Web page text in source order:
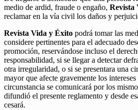
medio de ardid, fraude o engaño, Revista
reclamar en la vía civil los daños y
Revista Vida y Éxito podrá tomar las
considere pertinentes para el adecuado
promoción, reservándose incluso el
responsabilidad, si se llegar a detectar
otra irregularidad, o si se presentara una
mayor que afecte gravemente los intereses
circunstancia se comunicará por los
difundió el presente reglamento y desde
cesará.